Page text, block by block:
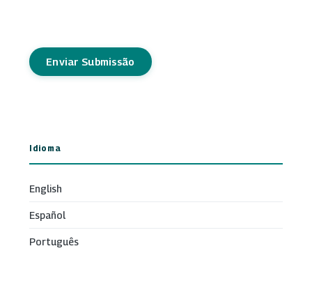
Enviar Submissão
Idioma
English
Español
Português